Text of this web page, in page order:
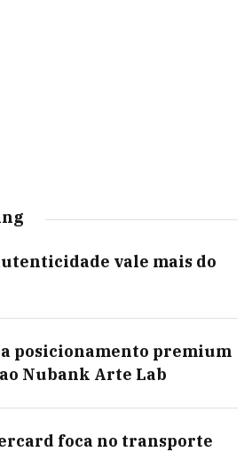
vale mais do
posicionamento premium
Nubank Arte Lab
foca no transporte